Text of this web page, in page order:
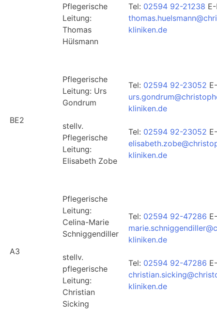
Pflegerische
Leitung:
Thomas
Hülsmann
Tel: 02594 92-21238
kliniken.de
BE2
Pflegerische
Leitung: Urs
Gondrum
stellv.
Pflegerische
Leitung:
Elisabeth Zobe
Tel: 02594 92-23052
kliniken.de
Tel: 02594 92-23052
kliniken.de
A3
Pflegerische
Leitung:
Celina-Marie
Schniggendiller
stellv.
pflegerische
Leitung:
Christian
Sicking
Tel: 02594 92-47286
kliniken.de
Tel: 02594 92-47286
kliniken.de